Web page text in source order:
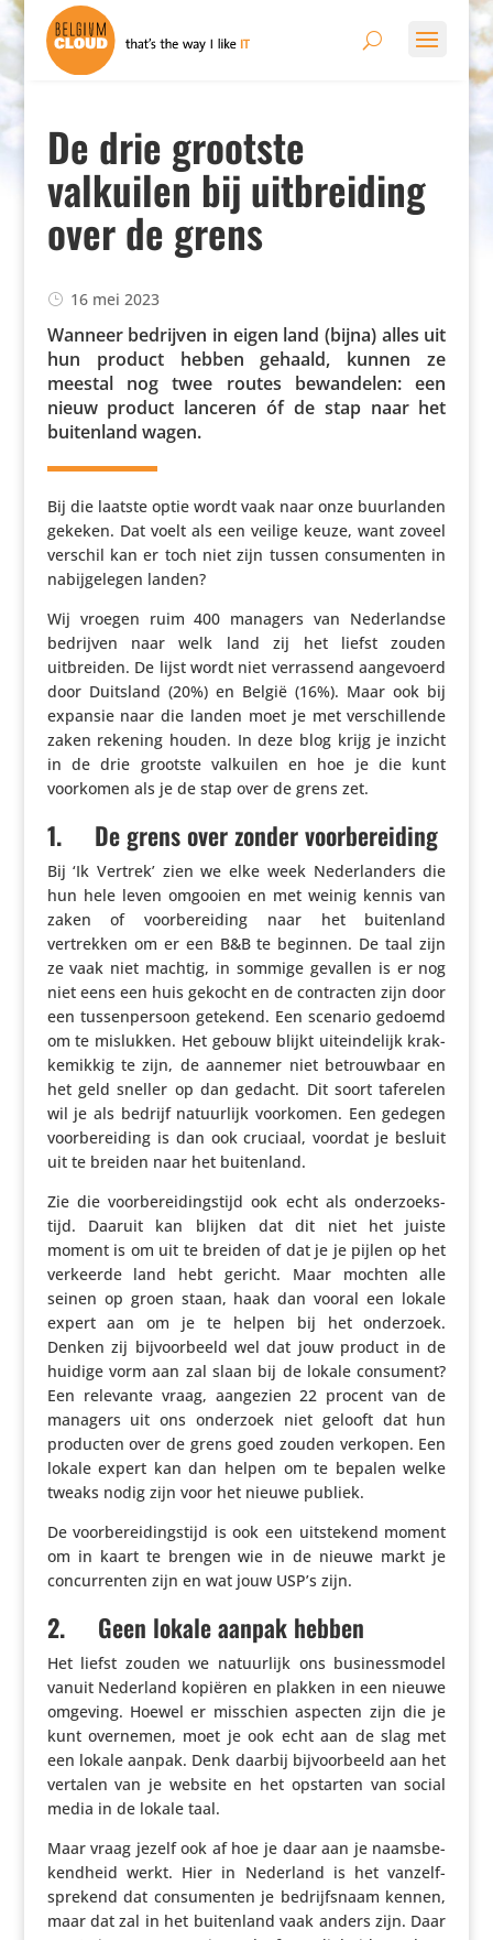
De drie grootste
valkuilen bij uitbreiding
over de grens
16 mei 2023
Wanneer bedrijven in eigen land (bijna) alles uit
hun product hebben gehaald, kunnen ze
meestal nog twee routes bewan­delen: een
nieuw product lanceren óf de stap naar het
buiten­land wagen.
Bij die laatste optie wordt vaak naar onze buur­landen
gekeken. Dat voelt als een veilige keuze, want zoveel
verschil kan er toch niet zijn tussen consu­menten in
nabij­ge­legen landen?
Wij vroegen ruim 400 managers van Neder­landse
bedrijven naar welk land zij het liefst zouden
uitbreiden. De lijst wordt niet verras­send aange­voerd
door Duitsland (20%) en België (16%). Maar ook bij
expansie naar die landen moet je met verschil­lende
zaken rekening houden. In deze blog krijg je inzicht
in de drie grootste valkuilen en hoe je die kunt
voorkomen als je de stap over de grens zet.
1.​ ​ ​ ​ De grens over zonder voorbereiding
Bij ‘Ik Vertrek’ zien we elke week Neder­lan­ders die
hun hele leven omgooien en met weinig kennis van
zaken of voor­be­rei­ding naar het buiten­land
vertrekken om er een B&B te beginnen. De taal zijn
ze vaak niet machtig, in sommige gevallen is er nog
niet eens een huis gekocht en de contracten zijn door
een tussen­per­soon getekend. Een scenario gedoemd
om te mislukken. Het gebouw blijkt uitein­de­lijk krak­
ke­mikkig te zijn, de aannemer niet betrouw­baar en
het geld sneller op dan gedacht. Dit soort taferelen
wil je als bedrijf natuur­lijk voorkomen. Een gedegen
voor­be­rei­ding is dan ook cruciaal, voordat je besluit
uit te breiden naar het buitenland.
Zie die voor­be­rei­dings­tijd ook echt als onder­zoeks­
tijd. Daaruit kan blijken dat dit niet het juiste
moment is om uit te breiden of dat je je pijlen op het
verkeerde land hebt gericht. Maar mochten alle
seinen op groen staan, haak dan vooral een lokale
expert aan om je te helpen bij het onderzoek.
Denken zij bijvoor­beeld wel dat jouw product in de
huidige vorm aan zal slaan bij de lokale consument?
Een relevante vraag, aangezien 22 procent van de
managers uit ons onderzoek niet gelooft dat hun
producten over de grens goed zouden verkopen. Een
lokale expert kan dan helpen om te bepalen welke
tweaks nodig zijn voor het nieuwe publiek.
De voor­be­rei­dings­tijd is ook een uitste­kend moment
om in kaart te brengen wie in de nieuwe markt je
concur­renten zijn en wat jouw USP’s zijn.
2.​ ​ ​ ​ Geen lokale aanpak hebben
Het liefst zouden we natuur­lijk ons busi­ness­model
vanuit Nederland kopiëren en plakken in een nieuwe
omgeving. Hoewel er misschien aspecten zijn die je
kunt overnemen, moet je ook echt aan de slag met
een lokale aanpak. Denk daarbij bijvoor­beeld aan het
vertalen van je website en het opstarten van social
media in de lokale taal.
Maar vraag jezelf ook af hoe je daar aan je naams­be­
kend­heid werkt. Hier in Nederland is het vanzelf­
spre­kend dat consu­menten je bedrijfs­naam kennen,
maar dat zal in het buiten­land vaak anders zijn. Daar